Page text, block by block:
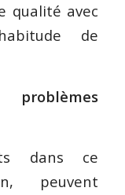
qualité avec
de
dans ce
peuvent